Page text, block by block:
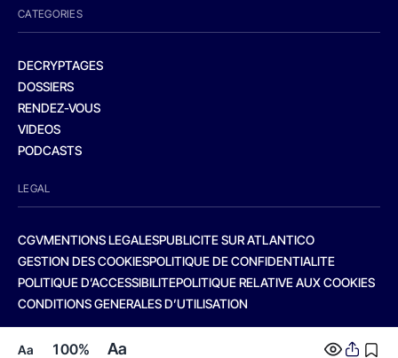
Aa 100% Aa
CATEGORIES
DECRYPTAGES
DOSSIERS
RENDEZ-VOUS
VIDEOS
PODCASTS
LEGAL
CGVMENTIONS LEGALESPUBLICITE SUR ATLANTICO
GESTION DES COOKIESPOLITIQUE DE CONFIDENTIALITE
POLITIQUE D’ACCESSIBILITEPOLITIQUE RELATIVE AUX COOKIES
CONDITIONS GENERALES D’UTILISATION